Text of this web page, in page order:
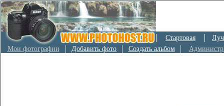
Стартовая
Мои фотографии
Добавить фото Создать альбом